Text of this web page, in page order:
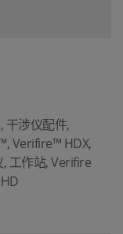
干涉仪配件,
Verifire™ HDX,
工作站, Verifire